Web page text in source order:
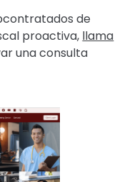
de
proactiva, llama
una consulta